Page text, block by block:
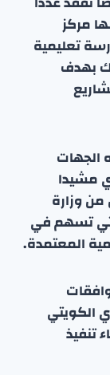
مركز
تعليمية
بهدف
الجهات
مشيدا
وزارة
تسهم في
المعتمدة.
الكويتي
تنفيذ